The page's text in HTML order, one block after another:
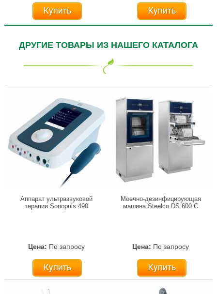
Купить Купить
ДРУГИЕ ТОВАРЫ ИЗ НАШЕГО КАТАЛОГА
Аппарат ультразвуковой
терапии Sonopuls 490
Цена: По запросу
Купить
Моечно-дезинфицирующая
машина Steelco DS 600 C
Цена: По запросу
Купить